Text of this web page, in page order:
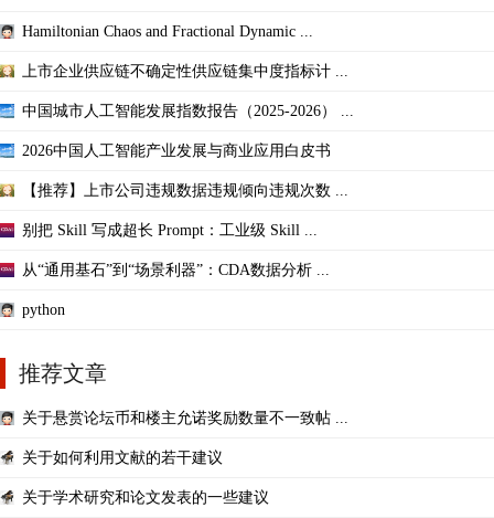
Hamiltonian Chaos and Fractional Dynamic ...
上市企业供应链不确定性供应链集中度指标计 ...
中国城市人工智能发展指数报告（2025-2026） ...
2026中国人工智能产业发展与商业应用白皮书
【推荐】上市公司违规数据违规倾向违规次数 ...
别把 Skill 写成超长 Prompt：工业级 Skill ...
从“通用基石”到“场景利器”：CDA数据分析 ...
python
推荐文章
关于悬赏论坛币和楼主允诺奖励数量不一致帖 ...
关于如何利用文献的若干建议
关于学术研究和论文发表的一些建议